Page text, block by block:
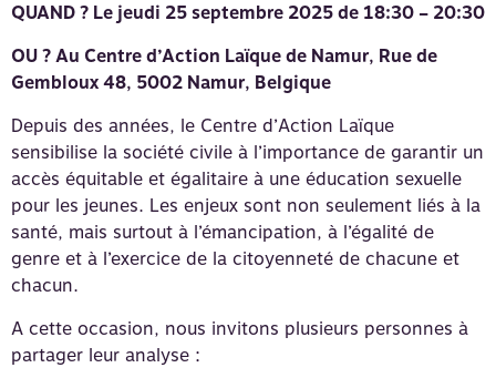
QUAND ? Le jeudi 25 septembre 2025 de 18:30 – 20:30
OU ? Au Centre d’Action Laïque de Namur, Rue de
Gembloux 48, 5002 Namur, Belgique
Depuis des années, le Centre d’Action Laïque
sensibilise la société civile à l’importance de garantir un
accès équitable et égalitaire à une éducation sexuelle
pour les jeunes. Les enjeux sont non seulement liés à la
santé, mais surtout à l’émancipation, à l’égalité de
genre et à l’exercice de la citoyenneté de chacune et
chacun.
A cette occasion, nous invitons plusieurs personnes à
partager leur analyse :